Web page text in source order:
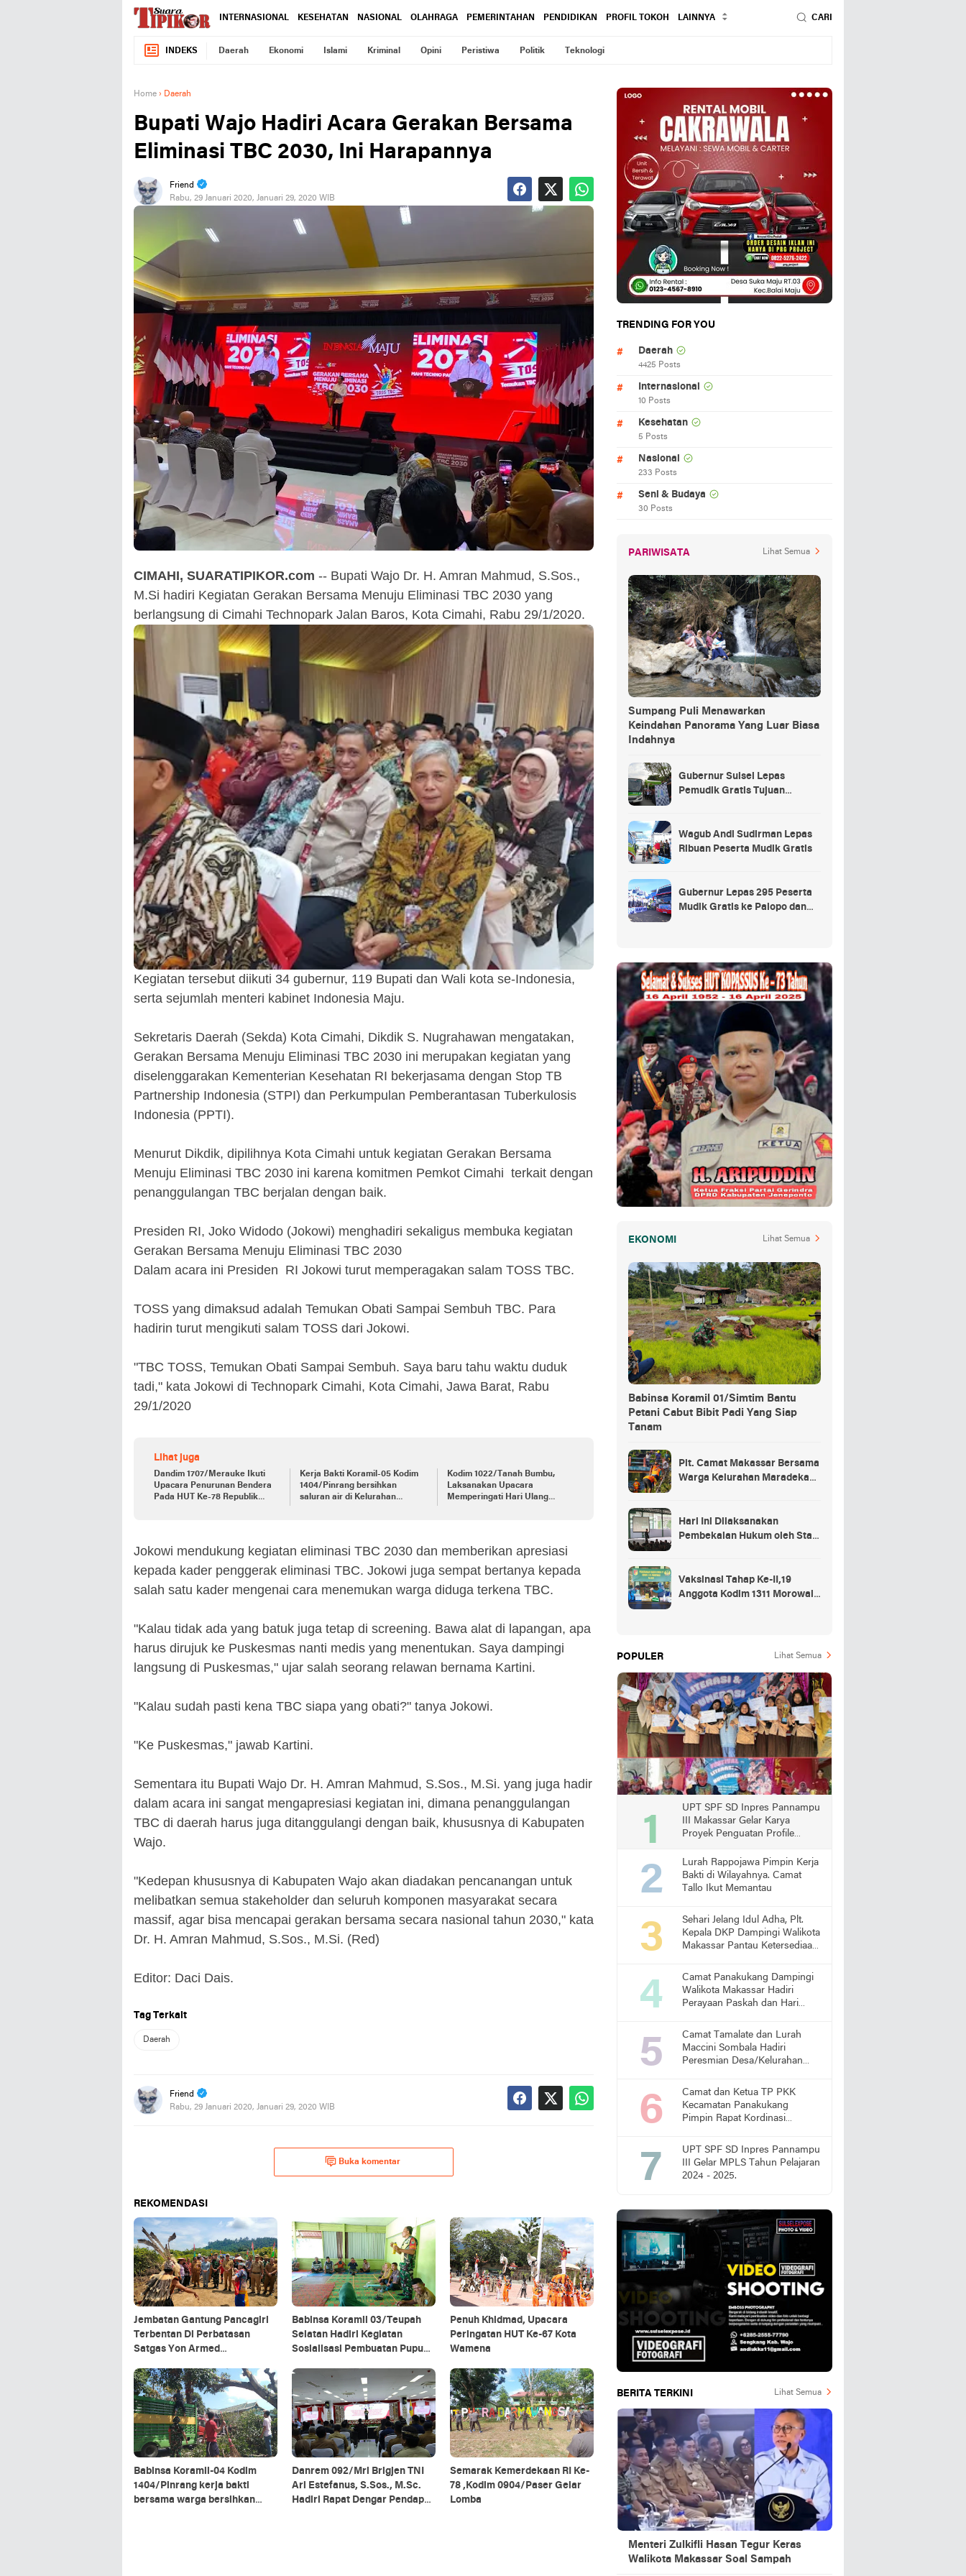
INTERNASIONAL KESEHATAN NASIONAL OLAHRAGA PEMERINTAHAN PENDIDIKAN PROFIL TOKOH LAINNYA CARI
INDEKS Daerah Ekonomi Islami Kriminal Opini Peristiwa Politik Teknologi
Home › Daerah
Bupati Wajo Hadiri Acara Gerakan Bersama
Eliminasi TBC 2030, Ini Harapannya
Friend
Rabu, 29 Januari 2020, Januari 29, 2020 WIB
CIMAHI, SUARATIPIKOR.com -- Bupati Wajo Dr. H. Amran Mahmud, S.Sos.,
M.Si hadiri Kegiatan Gerakan Bersama Menuju Eliminasi TBC 2030 yang
berlangsung di Cimahi Technopark Jalan Baros, Kota Cimahi, Rabu 29/1/2020.
Kegiatan tersebut diikuti 34 gubernur, 119 Bupati dan Wali kota se-Indonesia,
serta sejumlah menteri kabinet Indonesia Maju.
Sekretaris Daerah (Sekda) Kota Cimahi, Dikdik S. Nugrahawan mengatakan,
Gerakan Bersama Menuju Eliminasi TBC 2030 ini merupakan kegiatan yang
diselenggarakan Kementerian Kesehatan RI bekerjasama dengan Stop TB
Partnership Indonesia (STPI) dan Perkumpulan Pemberantasan Tuberkulosis
Indonesia (PPTI).
Menurut Dikdik, dipilihnya Kota Cimahi untuk kegiatan Gerakan Bersama
Menuju Eliminasi TBC 2030 ini karena komitmen Pemkot Cimahi terkait dengan
penanggulangan TBC berjalan dengan baik.
Presiden RI, Joko Widodo (Jokowi) menghadiri sekaligus membuka kegiatan
Gerakan Bersama Menuju Eliminasi TBC 2030
Dalam acara ini Presiden RI Jokowi turut memperagakan salam TOSS TBC.
TOSS yang dimaksud adalah Temukan Obati Sampai Sembuh TBC. Para
hadirin turut mengikuti salam TOSS dari Jokowi.
"TBC TOSS, Temukan Obati Sampai Sembuh. Saya baru tahu waktu duduk
tadi," kata Jokowi di Technopark Cimahi, Kota Cimahi, Jawa Barat, Rabu
29/1/2020
Lihat juga
Dandim 1707/Merauke Ikuti
Upacara Penurunan Bendera
Pada HUT Ke-78 Republik
Kerja Bakti Koramil-05 Kodim
1404/Pinrang bersihkan
saluran air di Kelurahan
Kodim 1022/Tanah Bumbu,
Laksanakan Upacara
Memperingati Hari Ulang
Jokowi mendukung kegiatan eliminasi TBC 2030 dan memberikan apresiasi
kepada kader penggerak eliminasi TBC. Jokowi juga sempat bertanya kepada
salah satu kader mengenai cara menemukan warga diduga terkena TBC.
"Kalau tidak ada yang batuk juga tetap di screening. Bawa alat di lapangan, apa
harus dirujuk ke Puskesmas nanti medis yang menentukan. Saya dampingi
langsung di Puskesmas," ujar salah seorang relawan bernama Kartini.
"Kalau sudah pasti kena TBC siapa yang obati?" tanya Jokowi.
"Ke Puskesmas," jawab Kartini.
Sementara itu Bupati Wajo Dr. H. Amran Mahmud, S.Sos., M.Si. yang juga hadir
dalam acara ini sangat mengapresiasi kegiatan ini, dimana penanggulangan
TBC di daerah harus juga ditanggulangi dengan baik, khususnya di Kabupaten
Wajo.
"Kedepan khususnya di Kabupaten Wajo akan diadakan pencanangan untuk
melibatkan semua stakeholder dan seluruh komponen masyarakat secara
massif, agar bisa mencapai gerakan bersama secara nasional tahun 2030," kata
Dr. H. Amran Mahmud, S.Sos., M.Si. (Red)
Editor: Daci Dais.
Tag Terkait
Daerah
Friend
Rabu, 29 Januari 2020, Januari 29, 2020 WIB
Buka komentar
REKOMENDASI
Jembatan Gantung Pancagiri
Terbentan Di Perbatasan
Satgas Yon Armed
Rescue Dan PT MA/BDRMS
Babinsa Koramil 03/Teupah
Selatan Hadiri Kegiatan
Sosialisasi Pembuatan Pupuk
Penuh Khidmad, Upacara
Peringatan HUT Ke-67 Kota
Wamena
Babinsa Koramil-04 Kodim
1404/Pinrang kerja bakti
bersama warga bersihkan
Danrem 092/Mrl Brigjen TNI
Ari Estefanus, S.Sos., M.Sc.
Hadiri Rapat Dengar Pendapat
Semarak Kemerdekaan RI Ke-
78 ,Kodim 0904/Paser Gelar
Lomba
TRENDING FOR YOU
Daerah
4425 Posts
Internasional
10 Posts
Kesehatan
5 Posts
Nasional
233 Posts
Seni & Budaya
30 Posts
PARIWISATA Lihat Semua
Sumpang Puli Menawarkan
Keindahan Panorama Yang Luar Biasa
Indahnya
Gubernur Sulsel Lepas
Pemudik Gratis Tujuan
Wagub Andi Sudirman Lepas
Ribuan Peserta Mudik Gratis
Gubernur Lepas 295 Peserta
Mudik Gratis ke Palopo dan
EKONOMI Lihat Semua
Babinsa Koramil 01/Simtim Bantu
Petani Cabut Bibit Padi Yang Siap
Tanam
Plt. Camat Makassar Bersama
Warga Kelurahan Maradekaya
Hari Ini Dilaksanakan
Pembekalan Hukum oleh Staf
Kostrad
Vaksinasi Tahap Ke-II,19
Anggota Kodim 1311 Morowali
POPULER Lihat Semua
UPT SPF SD Inpres Pannampu
III Makassar Gelar Karya
Proyek Penguatan Profile
Lurah Rappojawa Pimpin Kerja
Bakti di Wilayahnya. Camat
Tallo Ikut Memantau
Sehari Jelang Idul Adha, Plt.
Kepala DKP Dampingi Walikota
Makassar Pantau Ketersediaan
Camat Panakukang Dampingi
Walikota Makassar Hadiri
Perayaan Paskah dan Hari
Camat Tamalate dan Lurah
Maccini Sombala Hadiri
Peresmian Desa/Kelurahan
Camat dan Ketua TP PKK
Kecamatan Panakukang
Pimpin Rapat Kordinasi
Stunting
UPT SPF SD Inpres Pannampu
III Gelar MPLS Tahun Pelajaran
2024 - 2025.
BERITA TERKINI Lihat Semua
Menteri Zulkifli Hasan Tegur Keras
Walikota Makassar Soal Sampah